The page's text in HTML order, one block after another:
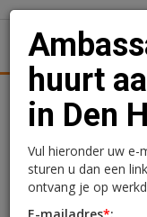
huurt
huurt
in Den
Vul hieronder uw e-
sturen u dan een
ontvang je op